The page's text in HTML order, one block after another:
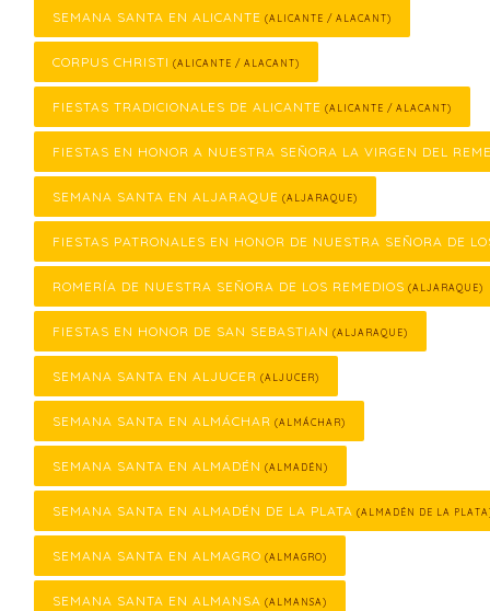
SEMANA SANTA EN ALICANTE (ALICANTE / ALACANT)
CORPUS CHRISTI (ALICANTE / ALACANT)
FIESTAS TRADICIONALES DE ALICANTE (ALICANTE / ALACANT)
FIESTAS EN HONOR A NUESTRA SEÑORA LA VIRGEN DEL
SEMANA SANTA EN ALJARAQUE (ALJARAQUE)
FIESTAS PATRONALES EN HONOR DE NUESTRA SEÑORA DE
ROMERÍA DE NUESTRA SEÑORA DE LOS REMEDIOS (ALJARAQUE)
FIESTAS EN HONOR DE SAN SEBASTIAN (ALJARAQUE)
SEMANA SANTA EN ALJUCER (ALJUCER)
SEMANA SANTA EN ALMÁCHAR (ALMÁCHAR)
SEMANA SANTA EN ALMADÉN (ALMADÉN)
SEMANA SANTA EN ALMADÉN DE LA PLATA (ALMADÉN DE LA
SEMANA SANTA EN ALMAGRO (ALMAGRO)
SEMANA SANTA EN ALMANSA (ALMANSA)